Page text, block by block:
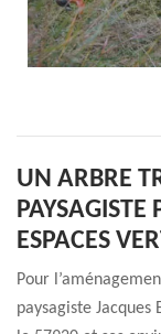
UN ARBRE
PAYSAGISTE
ESPACES
Pour
paysagiste